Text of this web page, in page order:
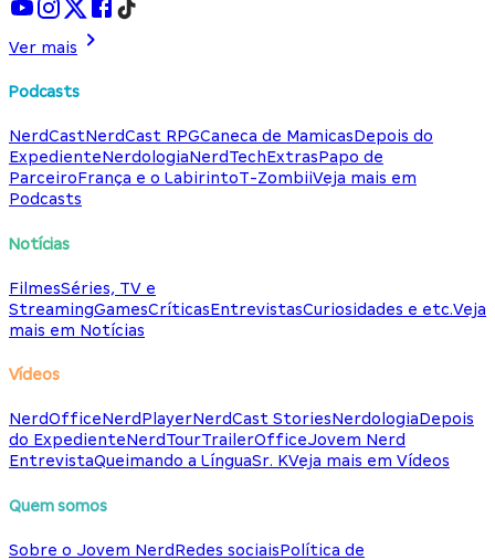
Ver mais
Podcasts
NerdCastNerdCast RPGCaneca de MamicasDepois do
ExpedienteNerdologiaNerdTechExtrasPapo de
ParceiroFrança e o LabirintoT-ZombiiVeja mais em
Podcasts
Notícias
FilmesSéries, TV e
StreamingGamesCríticasEntrevistasCuriosidades e etc.Veja
mais em Notícias
Vídeos
NerdOfficeNerdPlayerNerdCast StoriesNerdologiaDepois
do ExpedienteNerdTourTrailerOfficeJovem Nerd
EntrevistaQueimando a LínguaSr. KVeja mais em Vídeos
Quem somos
Sobre o Jovem NerdRedes sociaisPolítica de